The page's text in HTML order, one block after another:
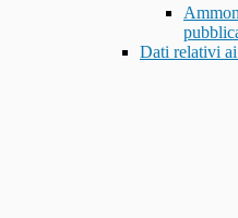
Dati relativi